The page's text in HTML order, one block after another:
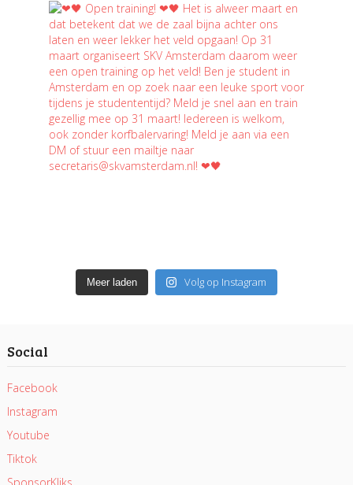
Meer laden Volg op Instagram
Social
Facebook
Instagram
Youtube
Tiktok
SponsorKliks